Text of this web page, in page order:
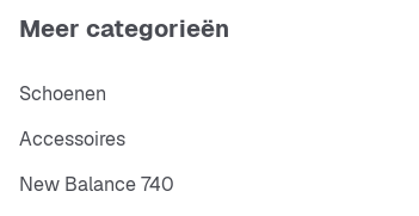
Meer categorieën
Schoenen
Accessoires
New Balance 740